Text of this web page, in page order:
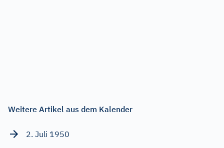
Weitere Artikel aus dem Kalender
2. Juli 1950